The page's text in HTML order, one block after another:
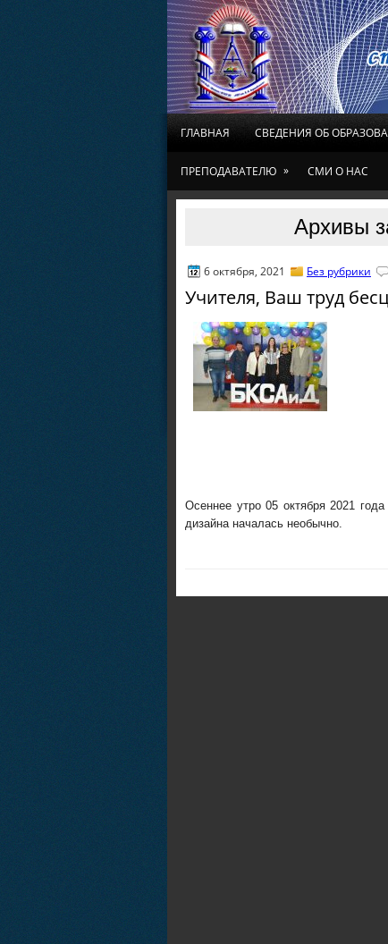
ГЛАВНАЯ СВЕДЕНИЯ ОБ
ПРЕПОДАВАТЕЛЮ » СМИ О НАС
Архивы
6 октября, 2021 Без рубрики
Учителя, Ваш труд
Осеннее утро 05 октября 2021
дизайна началась необычно.